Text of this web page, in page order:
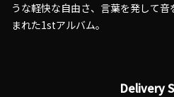
うな軽快な自由さ、言葉を発して
まれた1stアルバム。
Delivery